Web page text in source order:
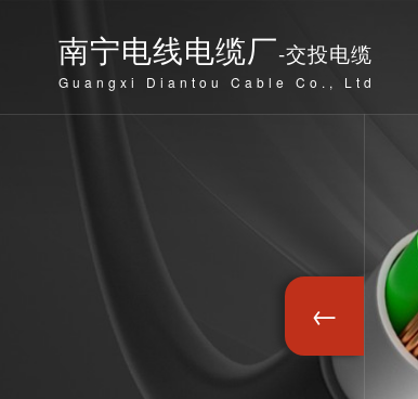
南宁电线电缆厂-交投电缆
Guangxi Diantou Cable Co., Ltd